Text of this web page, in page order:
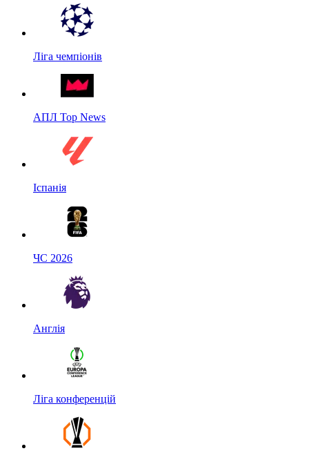
Ліга чемпіонів
АПЛ Top News
Іспанія
ЧС 2026
Англія
Ліга конференцій